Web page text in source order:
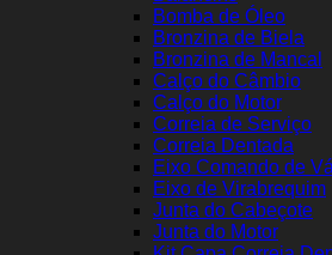
Bomba de Óleo
Bronzina de Biela
Bronzina de Mancal
Calço do Câmbio
Calço do Motor
Correia de Serviço
Correia Dentada
Eixo Comando de
Eixo de Virabrequim
Junta do Cabeçote
Junta do Motor